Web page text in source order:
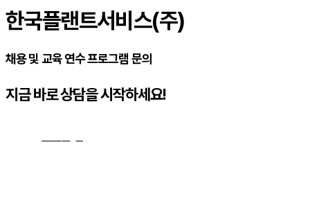
한국플랜트서비스(주)
채용 및 교육 연수 프로그램 문의
지금 바로 상담을 시작하세요!